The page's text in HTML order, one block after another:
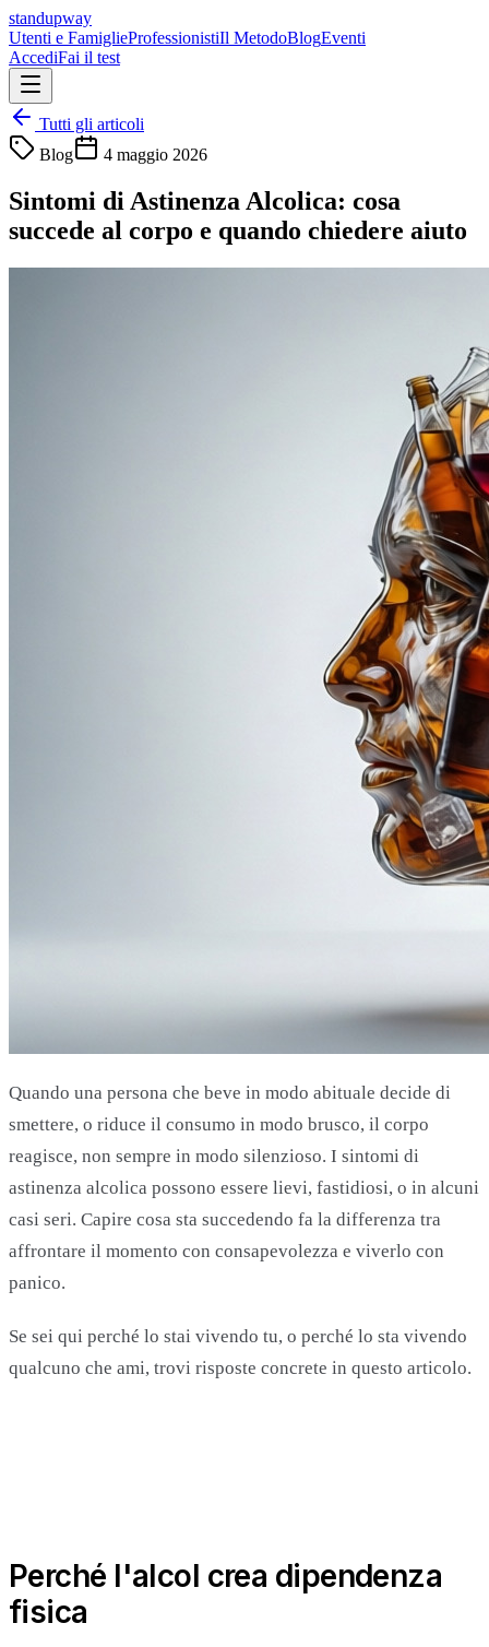
standupway
Utenti e FamiglieProfessionistiIl MetodoBlogEventi
AccediFai il test
Tutti gli articoli
Blog
4 maggio 2026
Sintomi di Astinenza Alcolica: cosa
succede al corpo e quando chiedere aiuto
Quando una persona che beve in modo abituale decide di
smettere, o riduce il consumo in modo brusco, il corpo
reagisce, non sempre in modo silenzioso. I sintomi di
astinenza alcolica possono essere lievi, fastidiosi, o in alcuni
casi seri. Capire cosa sta succedendo fa la differenza tra
affrontare il momento con consapevolezza e viverlo con
panico.
Se sei qui perché lo stai vivendo tu, o perché lo sta vivendo
qualcuno che ami, trovi risposte concrete in questo articolo.
Perché l'alcol crea dipendenza
fisica